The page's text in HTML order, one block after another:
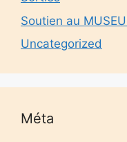
Soutien au
Uncategorized
Méta